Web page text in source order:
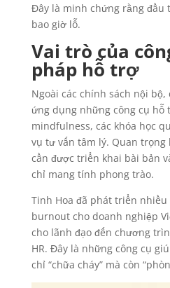
Đây là minh chứng rằng đầu
bao giờ lỗ.
Vai trò của
pháp hỗ trợ
Ngoài các chính sách nội
ứng dụng những công cụ hỗ
mindfulness, các khóa học
vụ tư vấn tâm lý. Quan trọng
cần được triển khai bài bản
chỉ mang tính phong trào.
Tinh Hoa đã phát triển
burnout cho doanh nghiệp
cho lãnh đạo đến chương
HR. Đây là những công cụ
chỉ “chữa cháy” mà còn